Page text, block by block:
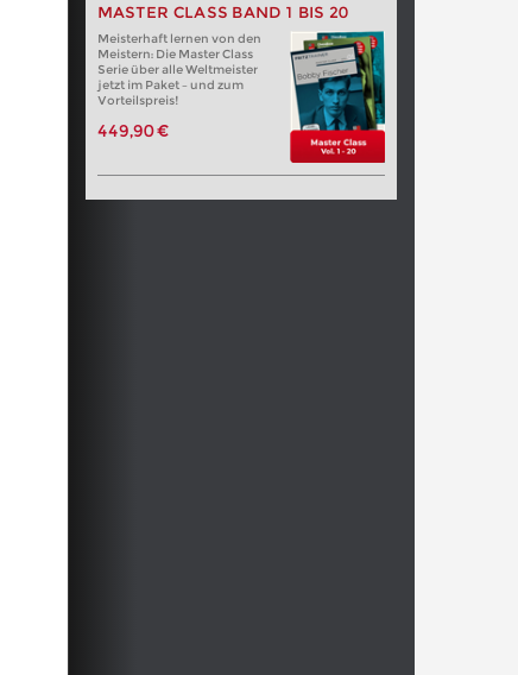
MASTER CLASS BAND 1 BIS 20
Meisterhaft lernen von den
Meistern: Die Master Class
Serie über alle Weltmeister
jetzt im Paket – und zum
Vorteilspreis!
449,90 €